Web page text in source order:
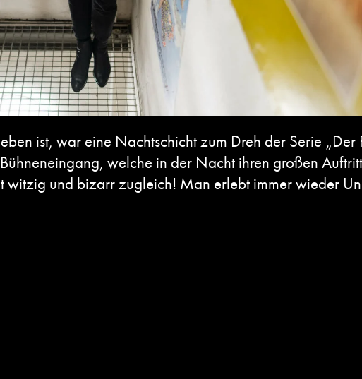
ist, war eine Nachtschicht zum Dreh der Serie „Der
welche in der Nacht ihren großen
witzig und bizarr zugleich! Man erlebt immer wieder